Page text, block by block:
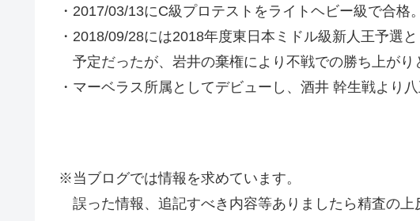
・2017/03/13にC級プロテストをライトヘビー級で合格。
・2018/09/28には2018年度東日本ミドル級新人王予選と
予定だったが、岩井の棄権により不戦での勝ち上がり
・マーベラス所属としてデビューし、酒井 幹生戦より八
※当ブログでは情報を求めています。
誤った情報、追記すべき内容等ありましたら精査の上